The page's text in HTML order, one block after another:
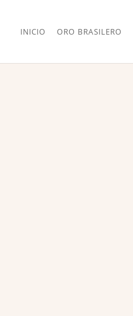
INICIO ORO BRASILERO